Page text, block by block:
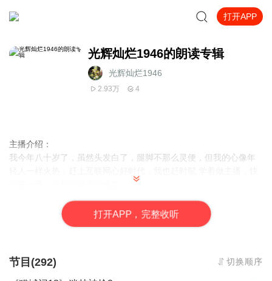
打开APP
光辉灿烂1946的朗读专辑
光辉灿烂1946
2.93万 4
主播介绍：
我今年八十岁了，虽然头发白了，腿脚不那么灵便，但我的心像年
打开APP，完整收听
节目(292) 切换顺序